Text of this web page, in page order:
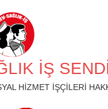
İŞ
HİZMET İŞÇİLERİ